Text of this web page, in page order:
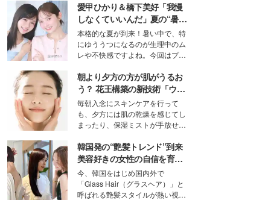
ニオン好き”という共通点を持つモ
デルの宮城舞と島村雄大の特別対
談をお届け！それぞれの視点か
ら、今作ならではの魅力や予想外
の感動をもたらす奥深いストーリ
ーについて熱く語り合ってもらっ
た。
愛甲ひかり＆橋下美好「我慢
しなくていいんだ」夏の“暑さ
対策”の新しい選択肢とは？
本格的な夏が到来！暑い中で、特
にゆううつになるのが生理中のム
レや不快感ですよね。今回はプラ
モデル・愛甲ひかりさんと橋下美
好さんを迎えて本音で女子会トー
ク。猛暑のお出かけを快適に過ご
すヒントや、2人が感動した夏の
生理の新常識にも迫りました。
朝より夕方の方が肌がうるお
う？ 花王構築の新技術「ウォ
ーターキャプチャリングスキ
ン（捕水肌）」がスキンケア
の常識を変える予感
毎朝入念にスキンケアを行って
も、夕方には肌の乾燥を感じてし
まったり、保湿ミストが手放せな
な美容の常識を大きく変える可能
性を秘めた、革新的な「Water
Capturing Skin（ウォーターキャ
プチャリングスキン：捕水肌）」
技術を、花王が構築した。
韓国発の“艶髪トレンド”到来
美容好きの女性の自信を育む
「ヘアケア事情」って？
今、韓国をはじめ国内外で
「Glass Hair（グラスヘア）」と
呼ばれる艶髪スタイルが熱い視線